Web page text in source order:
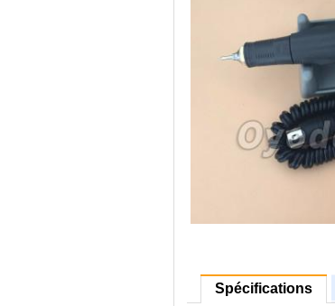
Spécifications